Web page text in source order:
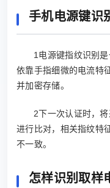
手机电源键识
1电源键指纹识别
依靠手指细微的电流特
并加密存储。
2下一次认证时，
进行比对，相关指纹特
不一致。
怎样识别取样